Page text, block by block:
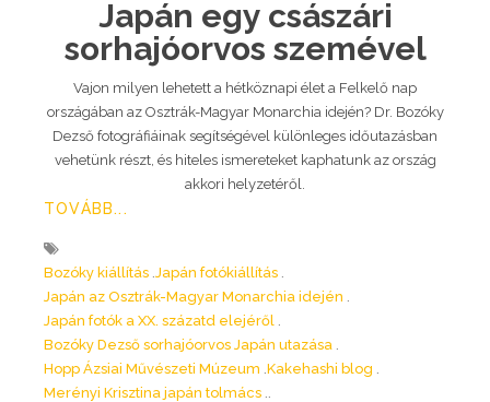
Japán egy császári
sorhajóorvos szemével
Vajon milyen lehetett a hétköznapi élet a Felkelő nap
országában az Osztrák-Magyar Monarchia idején? Dr. Bozóky
Dezső fotográfiáinak segítségével különleges időutazásban
vehetünk részt, és hiteles ismereteket kaphatunk az ország
akkori helyzetéről.
TOVÁBB...
Bozóky kiállítás Japán fotókiállítás
Japán az Osztrák-Magyar Monarchia idején
Japán fotók a XX. százatd elejéről
Bozóky Dezső sorhajóorvos Japán utazása
Hopp Ázsiai Művészeti Múzeum Kakehashi blog
Merényi Krisztina japán tolmács